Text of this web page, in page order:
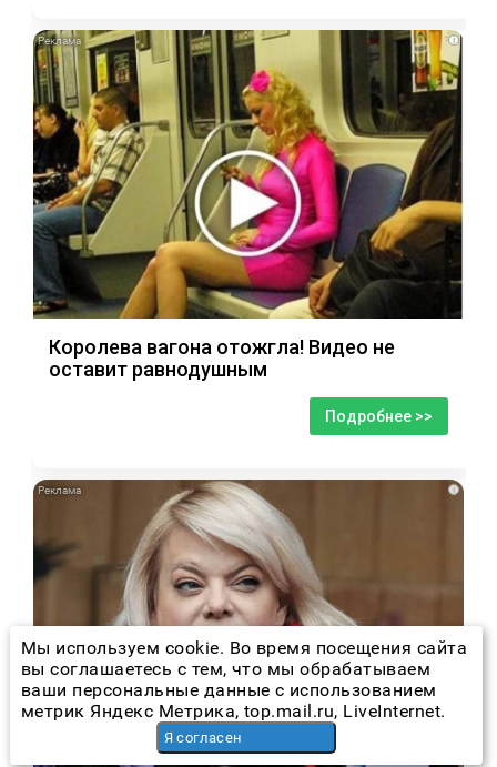
i
Королева вагона отожгла! Видео не
оставит равнодушным
Подробнее >>
i
Мы используем cookie. Во время посещения сайта
вы соглашаетесь с тем, что мы обрабатываем
ваши персональные данные с использованием
метрик Яндекс Метрика, top.mail.ru, LiveInternet.
Я согласен